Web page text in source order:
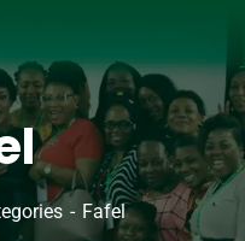
Fafel